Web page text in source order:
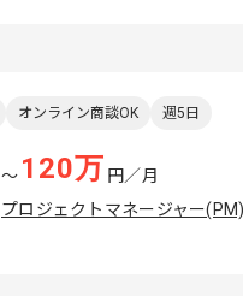
オンライン商談OK 週5日
〜 120万 円／月
プロジェクトマネージャー(PM)